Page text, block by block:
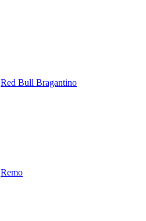
Red Bull Bragantino
Remo